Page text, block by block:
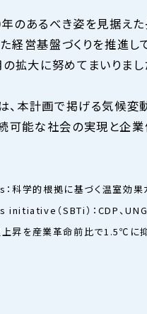
のあるべき姿を見据えた
た経営基盤づくりを推進
拡大に努めてまいりまし
、本計画で掲げる気候変
可能な社会の実現と企
学的根拠に基づく温室効果
（SBTi）：CDP、
昇を産業革命前比で1.5℃に